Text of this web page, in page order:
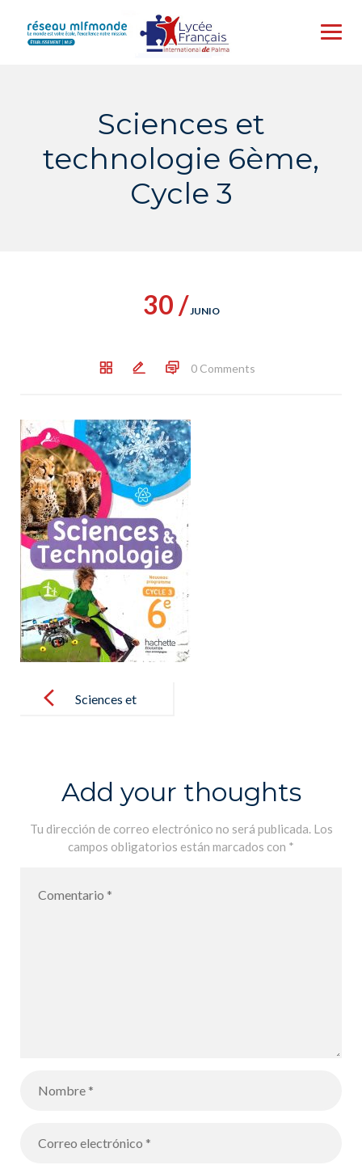
content
Sciences et
technologie 6ème,
Cycle 3
30 /JUNIO
0 Comments
navigationSciences et
Add your thoughts
Tu dirección de correo electrónico no será publicada. Los
campos obligatorios están marcados con *